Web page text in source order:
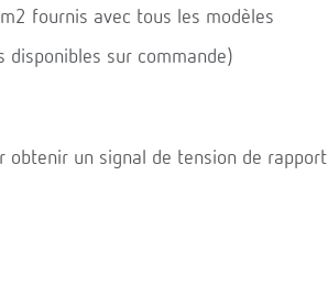
fournis avec tous les modèles
disponibles sur commande)
obtenir un signal de tension de rapport